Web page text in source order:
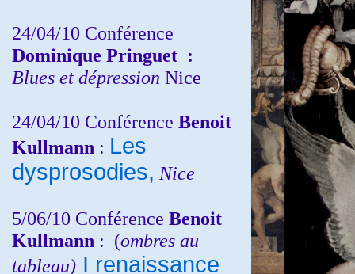
24/04/10 Conférence
Dominique Pringuet :
Blues et dépression Nice
24/04/10 Conférence Benoit
Kullmann : Les
dysprosodies, Nice
5/06/10 Conférence Benoit
Kullmann : (ombres au
tableau) I renaissance